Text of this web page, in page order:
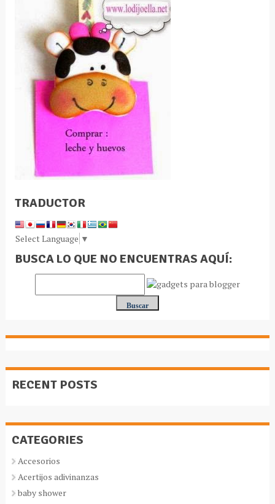
TRADUCTOR
Select Language ▼
BUSCA LO QUE NO ENCUENTRAS AQUÍ:
RECENT POSTS
CATEGORIES
Accesorios
Acertijos adivinanzas
baby shower